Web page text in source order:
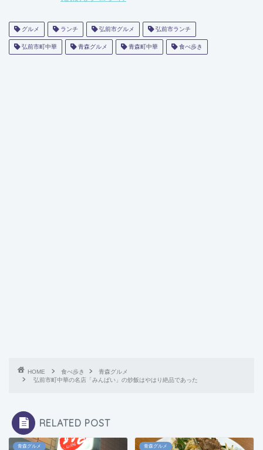
グルメ ランチ 弘前市グルメ 弘前市ランチ
弘前市町中華 青森グルメ 青森町中華 食べ歩き
HOME 食べ歩き
青森グルメ
弘前市町中華の名店「みんぱい」の炒飯はやはり絶品であった
RELATED POST
青森グルメ 青森グルメ